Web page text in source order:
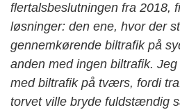
flertalsbeslutningen fra 2018,
løsninger: den ene, hvor der
gennemkørende biltrafik på
anden med ingen biltrafik.
med biltrafik på tværs, fordi
torvet ville bryde fuldstændig